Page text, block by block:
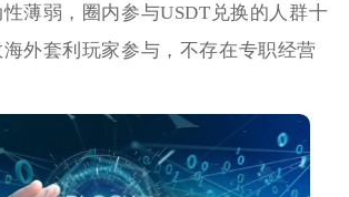
薄弱，圈内参与USDT兑换的人群十
外套利玩家参与，不存在专职经营